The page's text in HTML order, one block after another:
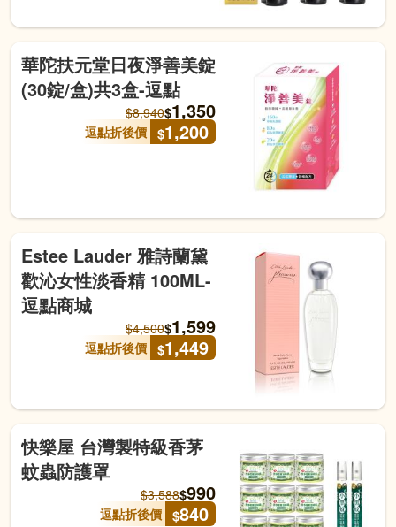
華陀扶元堂日夜淨善美錠
(30錠/盒)共3盒-逗點
$8,940$1,350
逗點折後價 $1,200
Estee Lauder 雅詩蘭黛
歡沁女性淡香精 100ML-
逗點商城
$4,500$1,599
逗點折後價 $1,449
快樂屋 台灣製特級香茅
蚊蟲防護罩
$3,588$990
逗點折後價 $840